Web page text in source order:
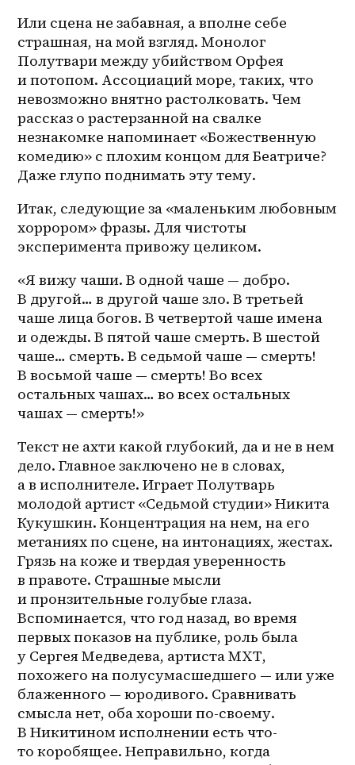
Или сцена не забавная, а вполне себе
страшная, на мой взгляд. Монолог
Полутвари между убийством Орфея
и потопом. Ассоциаций море, таких, что
невозможно внятно растолковать. Чем
рассказ о растерзанной на свалке
незнакомке напоминает «Божественную
комедию» с плохим концом для Беатриче?
Даже глупо поднимать эту тему.
Итак, следующие за «маленьким любовным
хоррором» фразы. Для чистоты
эксперимента привожу целиком.
«Я вижу чаши. В одной чаше — добро.
В другой… в другой чаше зло. В третьей
чаше лица богов. В четвертой чаше имена
и одежды. В пятой чаше смерть. В шестой
чаше… смерть. В седьмой чаше — смерть!
В восьмой чаше — смерть! Во всех
остальных чашах… во всех остальных
чашах — смерть!»
Текст не ахти какой глубокий, да и не в нем
дело. Главное заключено не в словах,
а в исполнителе. Играет Полутварь
молодой артист «Седьмой студии» Никита
Кукушкин. Концентрация на нем, на его
метаниях по сцене, на интонациях, жестах.
Грязь на коже и твердая уверенность
в правоте. Страшные мысли
и пронзительные голубые глаза.
Вспоминается, что год назад, во время
первых показов на публике, роль была
у Сергея Медведева, артиста МХТ,
похожего на полусумасшедшего — или уже
блаженного — юродивого. Сравнивать
смысла нет, оба хороши по-своему.
В Никитином исполнении есть что-
то коробящее. Неправильно, когда